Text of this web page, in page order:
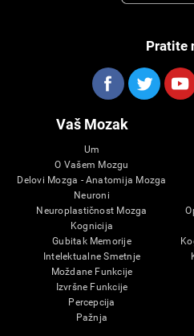
Pratite
Vaš Mozak
Um
O Vašem Mozgu
Delovi Mozga - Anatomija Mozga
Neuroni
Neuroplastičnost Mozga
Kognicija
Gubitak Memorije
Intelektualne Smetnje
Moždane Funkcije
Izvršne Funkcije
Percepcija
Pažnja